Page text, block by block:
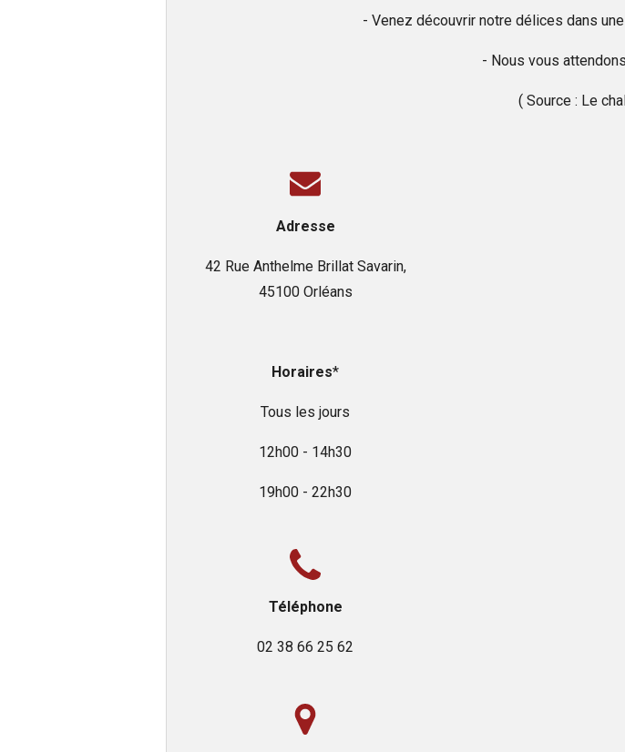
- Venez découvrir notre délices dans
- Nous vous
( Source : Le
Adresse
42 Rue Anthelme Brillat Savarin,
45100 Orléans
Horaires*
Tous les jours
12h00 - 14h30
19h00 - 22h30
Téléphone
02 38 66 25 62